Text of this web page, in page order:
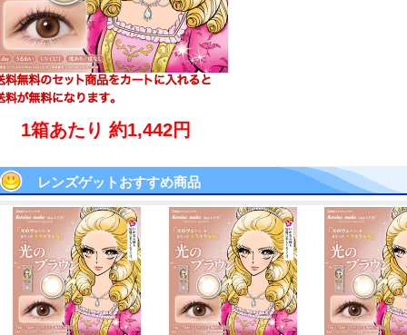
1箱あたり 約1,442円
レンズゲットおすすめ商品